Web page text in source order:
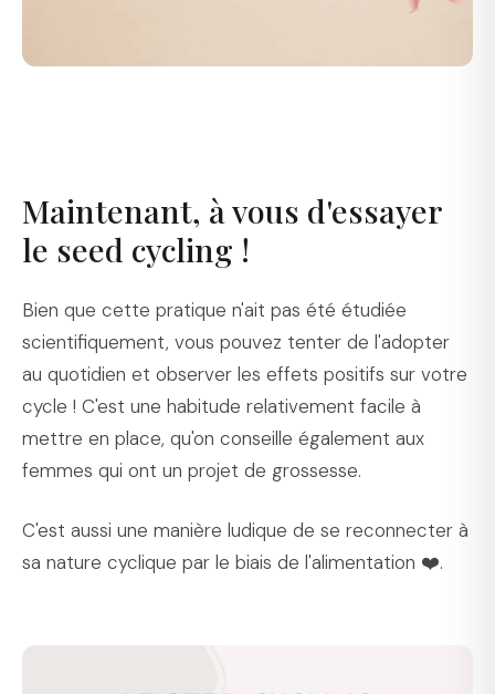
Maintenant, à vous d'essayer
le seed cycling !
Bien que cette pratique n'ait pas été étudiée
scientifiquement, vous pouvez tenter de l'adopter
au quotidien et observer les effets positifs sur votre
cycle ! C'est une habitude relativement facile à
mettre en place, qu'on conseille également aux
femmes qui ont un projet de grossesse.
C'est aussi une manière ludique de se reconnecter à
sa nature cyclique par le biais de l'alimentation ❤️.